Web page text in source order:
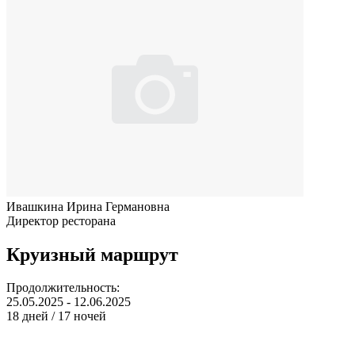
Ивашкина Ирина Германовна
Директор ресторана
Круизный маршрут
Продолжительность:
25.05.2025 - 12.06.2025
18 дней / 17 ночей